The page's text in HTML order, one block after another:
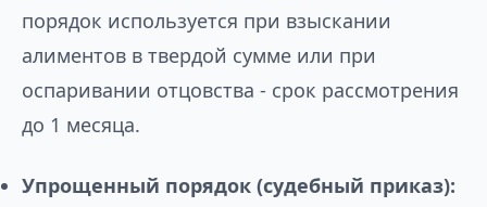
порядок используется при взыскании
алиментов в твердой сумме или при
оспаривании отцовства - срок рассмотрения
до 1 месяца.
Упрощенный порядок (судебный приказ):